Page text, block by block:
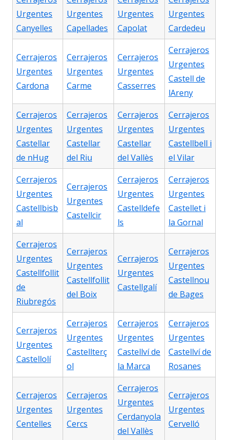
Urgentes
Canyelles
Urgentes
Capellades
Urgentes
Capolat
Urgentes
Cardedeu
Cerrajeros
Urgentes
Cardona
Cerrajeros
Urgentes
Carme
Cerrajeros
Urgentes
Casserres
Cerrajeros
Urgentes
Castell de
lAreny
Cerrajeros
Urgentes
Castellar
de nHug
Cerrajeros
Urgentes
Castellar
del Riu
Cerrajeros
Urgentes
Castellar
del Vallès
Cerrajeros
Urgentes
Castellbell i
el Vilar
Cerrajeros
Urgentes
Castellbisb
al
Cerrajeros
Urgentes
Castellcir
Cerrajeros
Urgentes
Castelldefe
ls
Cerrajeros
Urgentes
Castellet i
la Gornal
Cerrajeros
Urgentes
Castellfollit
de
Riubregós
Cerrajeros
Urgentes
Castellfollit
del Boix
Cerrajeros
Urgentes
Castellgalí
Cerrajeros
Urgentes
Castellnou
de Bages
Cerrajeros
Urgentes
Castellolí
Cerrajeros
Urgentes
Castellterç
ol
Cerrajeros
Urgentes
Castellví de
la Marca
Cerrajeros
Urgentes
Castellví de
Rosanes
Cerrajeros
Urgentes
Centelles
Cerrajeros
Urgentes
Cercs
Cerrajeros
Urgentes
Cerdanyola
del Vallès
Cerrajeros
Urgentes
Cervelló